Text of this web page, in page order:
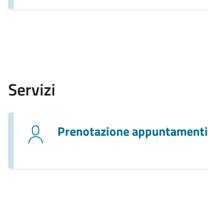
Servizi
Prenotazione appuntamenti